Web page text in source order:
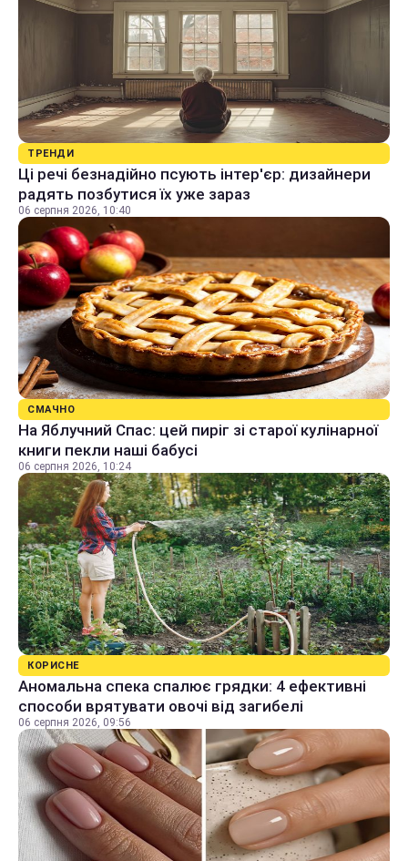
ТРЕНДИ
Ці речі безнадійно псують інтер'єр: дизайнери
радять позбутися їх уже зараз
06 серпня 2026, 10:40
СМАЧНО
На Яблучний Спас: цей пиріг зі старої кулінарної
книги пекли наші бабусі
06 серпня 2026, 10:24
КОРИСНЕ
Аномальна спека спалює грядки: 4 ефективні
способи врятувати овочі від загибелі
06 серпня 2026, 09:56